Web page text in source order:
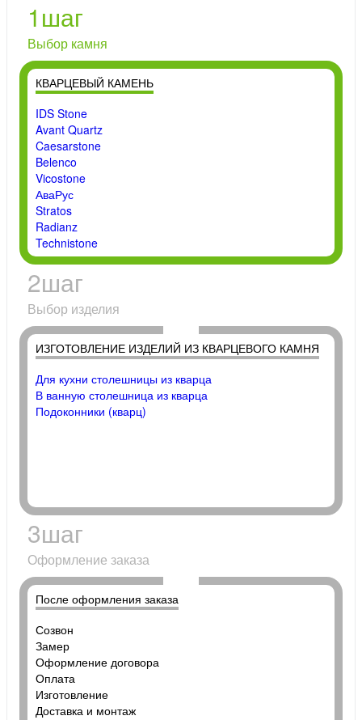
1шаг
Выбор камня
КВАРЦЕВЫЙ КАМЕНЬ
IDS Stone
Avant Quartz
Caesarstone
Belenco
Vicostone
АваРус
Stratos
Radianz
Technistone
2шаг
Выбор изделия
ИЗГОТОВЛЕНИЕ ИЗДЕЛИЙ ИЗ КВАРЦЕВОГО КАМНЯ
Для кухни столешницы из кварца
В ванную столешница из кварца
Подоконники (кварц)
3шаг
Оформление заказа
После оформления заказа
Созвон
Замер
Оформление договора
Оплата
Изготовление
Доставка и монтаж